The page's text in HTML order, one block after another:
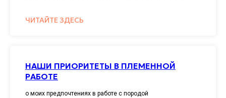
ЧИТАЙТЕ ЗДЕСЬ
НАШИ ПРИОРИТЕТЫ В ПЛЕМЕННОЙ
РАБОТЕ
о моих предпочтениях в работе с породой